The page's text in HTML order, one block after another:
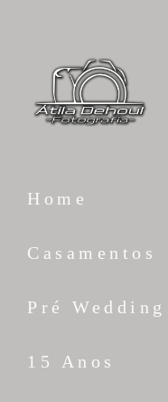
Home
Casamentos
Pré Wedding
15 Anos